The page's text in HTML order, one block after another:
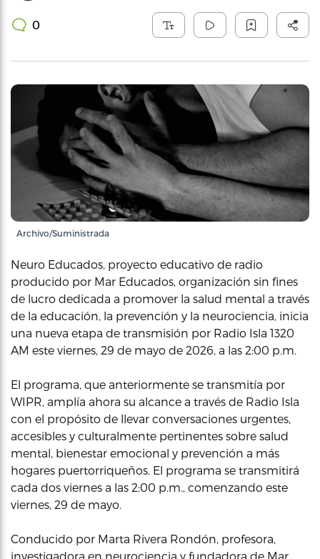
0
Archivo/Suministrada
Neuro Educados, proyecto educativo de radio
producido por Mar Educados, organización sin fines
de lucro dedicada a promover la salud mental a través
de la educación, la prevención y la neurociencia, inicia
una nueva etapa de transmisión por Radio Isla 1320
AM este viernes, 29 de mayo de 2026, a las 2:00 p.m.
El programa, que anteriormente se transmitía por
WIPR, amplía ahora su alcance a través de Radio Isla
con el propósito de llevar conversaciones urgentes,
accesibles y culturalmente pertinentes sobre salud
mental, bienestar emocional y prevención a más
hogares puertorriqueños. El programa se transmitirá
cada dos viernes a las 2:00 p.m., comenzando este
viernes, 29 de mayo.
Conducido por Marta Rivera Rondón, profesora,
investigadora en neurociencia y fundadora de Mar